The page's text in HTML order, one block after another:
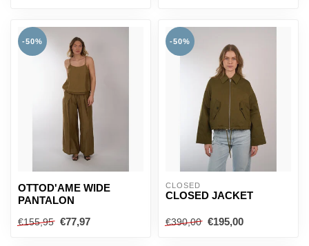
-50%
OTTOD'AME WIDE
PANTALON
€155,95 €77,97
-50%
CLOSED
CLOSED JACKET
€390,00 €195,00